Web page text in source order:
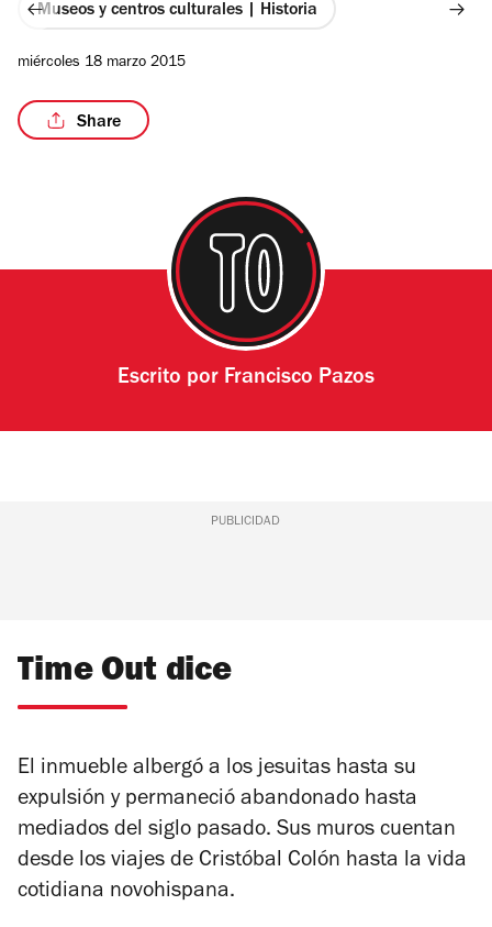
Museos y centros culturales | Historia
miércoles 18 marzo 2015
Share
Escrito por Francisco Pazos
PUBLICIDAD
Time Out dice
El inmueble albergó a los jesuitas hasta su
expulsión y permaneció abandonado hasta
mediados del siglo pasado. Sus muros cuentan
desde los viajes de Cristóbal Colón hasta la vida
cotidiana novohispana.